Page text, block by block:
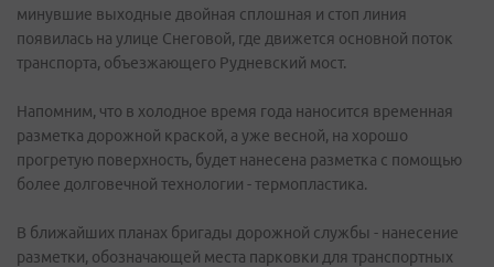
минувшие выходные двойная сплошная и стоп линия
появилась на улице Снеговой, где движется основной поток
транспорта, объезжающего Рудневский мост.
Напомним, что в холодное время года наносится временная
разметка дорожной краской, а уже весной, на хорошо
прогретую поверхность, будет нанесена разметка с помощью
более долговечной технологии - термопластика.
В ближайших планах бригады дорожной службы - нанесение
разметки, обозначающей места парковки для транспортных